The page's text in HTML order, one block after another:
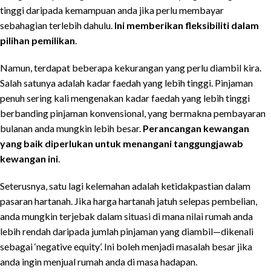
tinggi daripada kemampuan anda jika perlu membayar
sebahagian terlebih dahulu. Ini memberikan fleksibiliti dalam
pilihan pemilikan
Namun, terdapat beberapa kekurangan yang perlu diambil kira.
Salah satunya adalah kadar faedah yang lebih tinggi. Pinjaman
penuh sering kali mengenakan kadar faedah yang lebih tinggi
berbanding pinjaman konvensional, yang bermakna pembayaran
bulanan anda mungkin lebih besar. Perancangan kewangan
yang baik diperlukan untuk menangani tanggungjawab
kewangan ini
Seterusnya, satu lagi kelemahan adalah ketidakpastian dalam
pasaran hartanah. Jika harga hartanah jatuh selepas pembelian,
anda mungkin terjebak dalam situasi di mana nilai rumah anda
lebih rendah daripada jumlah pinjaman yang diambil—dikenali
sebagai ‘negative equity’. Ini boleh menjadi masalah besar jika
anda ingin menjual rumah anda di masa hadapan.